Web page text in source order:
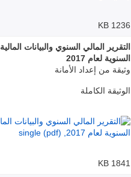
1236 KB
التقرير المالي السنوي والبيانات المالية
السنوية لعام 2017
وثيقة من إعداد الأمانة
الوثيقة الكاملة
1841 KB